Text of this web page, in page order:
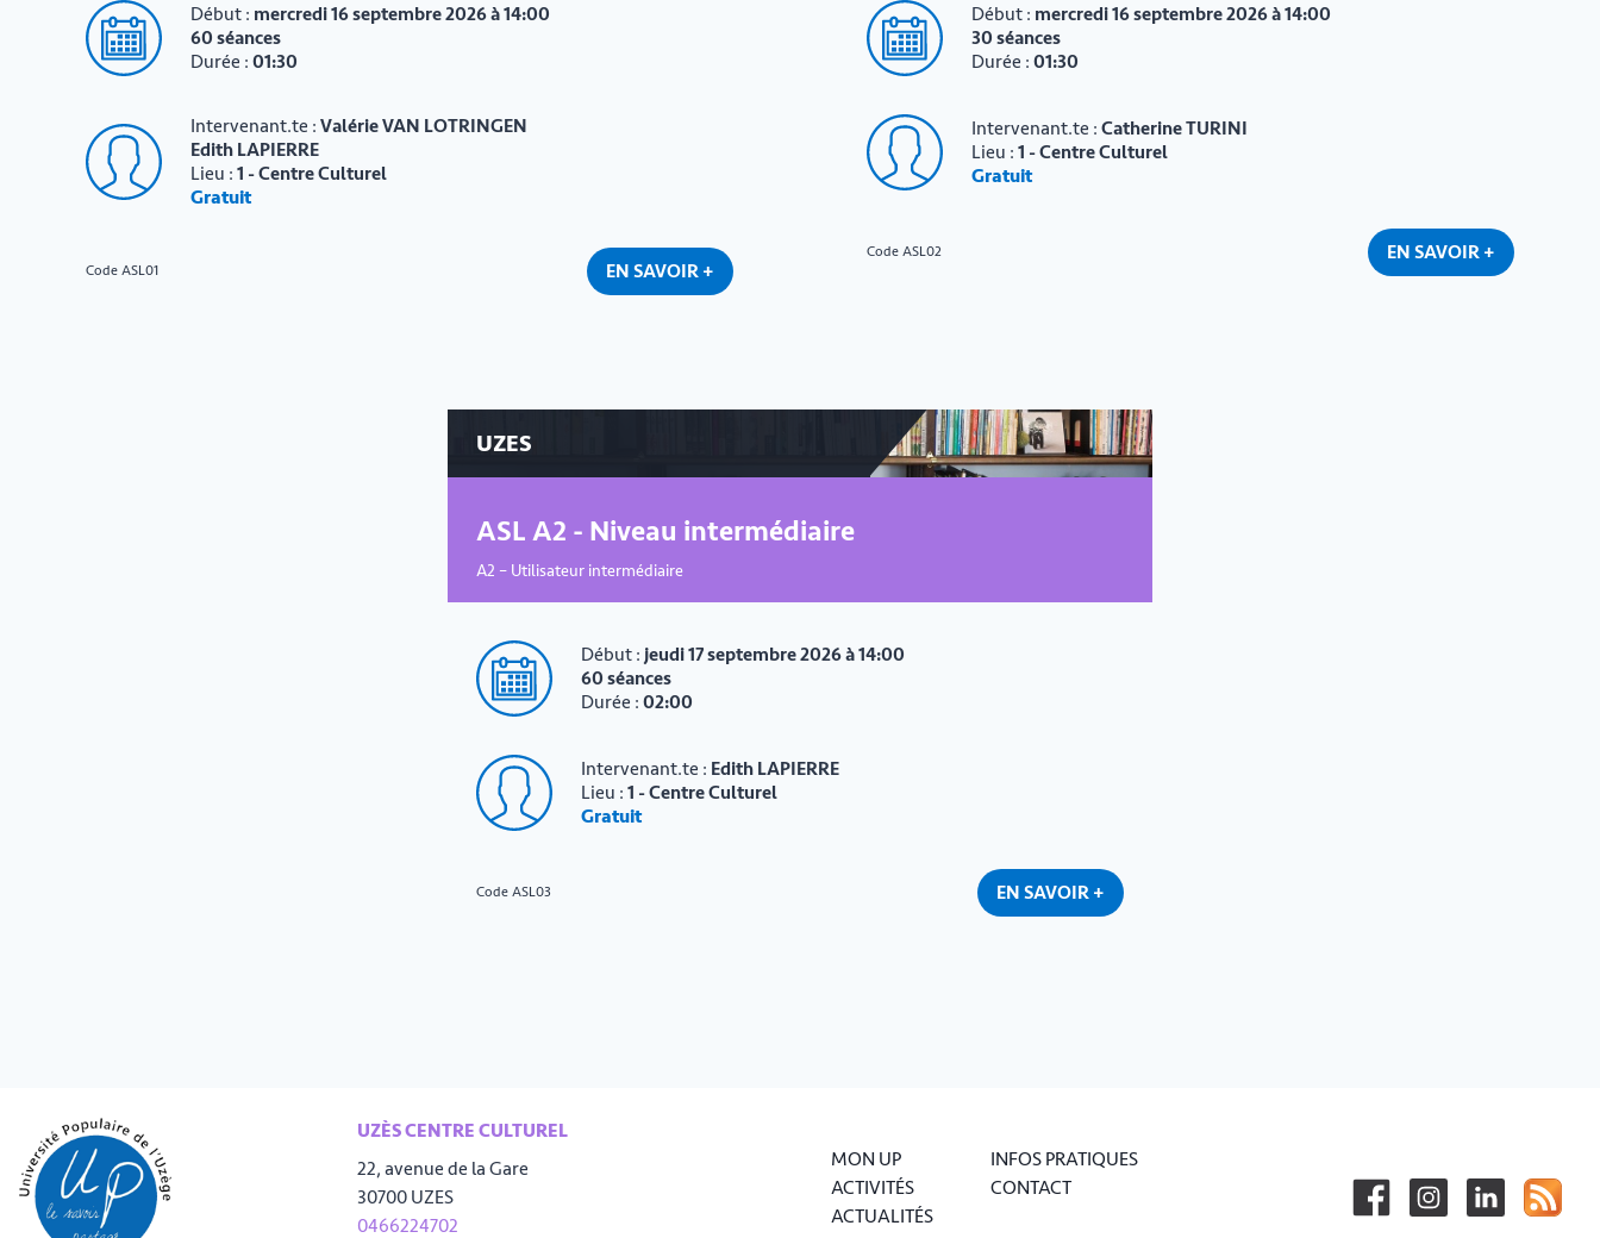
Début : mercredi 16 septembre 2026 à 14:00
60 séances
Durée : 01:30
Intervenant.te : Valérie VAN LOTRINGEN
Edith LAPIERRE
Lieu : 1 - Centre Culturel
Gratuit
Code ASL01 EN SAVOIR +
Début : mercredi 16 septembre 2026 à 14:00
30 séances
Durée : 01:30
Intervenant.te : Catherine TURINI
Lieu : 1 - Centre Culturel
Gratuit
Code ASL02 EN SAVOIR +
UZES
ASL A2 - Niveau intermédiaire
A2 – Utilisateur intermédiaire
Début : jeudi 17 septembre 2026 à 14:00
60 séances
Durée : 02:00
Intervenant.te : Edith LAPIERRE
Lieu : 1 - Centre Culturel
Gratuit
Code ASL03 EN SAVOIR +
UZÈS CENTRE CULTUREL
22, avenue de la Gare
30700 UZES
0466224702
MON UP
ACTIVITÉS
ACTUALITÉS
INFOS PRATIQUES
CONTACT